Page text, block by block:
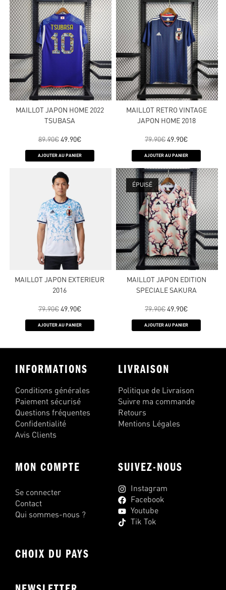
MAILLOT JAPON HOME 2022
TSUBASA
89.90€ 49.90€
AJOUTER AU PANIER
MAILLOT RETRO VINTAGE
JAPON HOME 2018
79.90€ 49.90€
AJOUTER AU PANIER
MAILLOT JAPON EXTERIEUR
2016
79.90€ 49.90€
AJOUTER AU PANIER
ÉPUISÉ
MAILLOT JAPON EDITION
SPECIALE SAKURA
79.90€ 49.90€
AJOUTER AU PANIER
INFORMATIONS
Conditions générales
Paiement sécurisé
Questions fréquentes
Confidentialité
Avis Clients
LIVRAISON
Politique de Livraison
Suivre ma commande
Retours
Mentions Légales
MON COMPTE
Se connecter
Contact
Qui sommes-nous ?
SUIVEZ-NOUS
Instagram
Facebook
Youtube
Tik Tok
CHOIX DU PAYS